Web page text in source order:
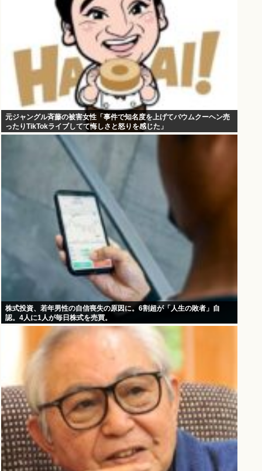
元ジャングル斉藤の被害女性「事件で知名度を上げてバウムクーヘン売
ったりTikTokライブしてて悔しさと怒りを感じた」
株式投資、若年男性の自信喪失の原因に。6割超が「人生の敗者」自
認。4人に1人が毎日株式を売買。